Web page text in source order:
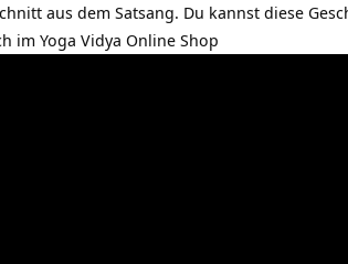
aus dem Satsang. Du kannst diese
im Yoga Vidya Online Shop